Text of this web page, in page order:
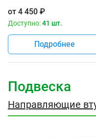
от 4 450 ₽
Доступно:41 шт.
Подробнее
Подвеска
Направляющие